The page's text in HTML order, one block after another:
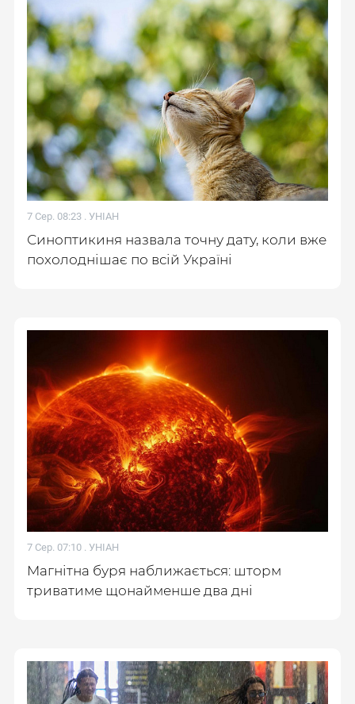
7 Сер. 08:23 . УНІАН
Синоптикиня назвала точну дату, коли вже
похолоднішає по всій Україні
7 Сер. 07:10 . УНІАН
Магнітна буря наближається: шторм
триватиме щонайменше два дні